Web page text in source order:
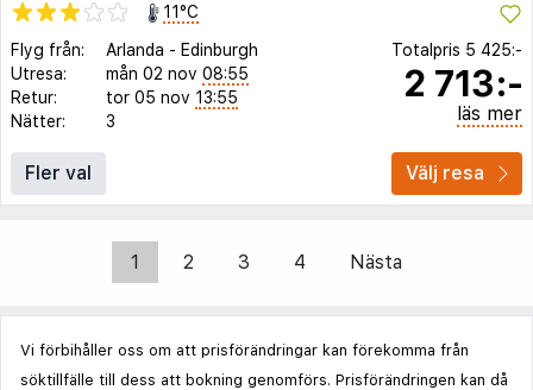
11°C
Flyg från:
Arlanda - Edinburgh
Utresa:
mån 02 nov 08:55
Retur:
tor 05 nov 13:55
Nätter:
3
Totalpris 5 425:-
2 713:-
läs mer
Fler val Välj resa
1 2 3 4 Nästa
Vi förbihåller oss om att prisförändringar kan förekomma från
söktillfälle till dess att bokning genomförs. Prisförändringen kan då